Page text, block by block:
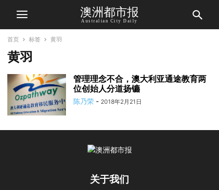
澳洲都市报
Australian City Daily
首页 标签 黄羽
黄羽
管理理念不合，澳大利亚通途教育两
位创始人分道扬镳
陈乃荣 - 2018年2月21日
关于我们